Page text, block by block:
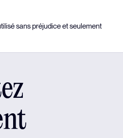
sans préjudice et seulement